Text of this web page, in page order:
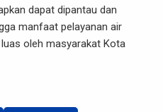
dapat dipantau dan
manfaat pelayanan air
oleh masyarakat Kota